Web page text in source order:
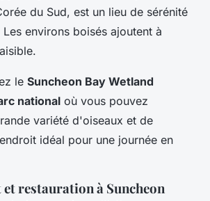
du Sud, est un lieu de sérénité
environs boisés ajoutent à
le Suncheon Bay Wetland
national où vous pouvez
variété d'oiseaux et de
idéal pour une journée en
et restauration à Suncheon